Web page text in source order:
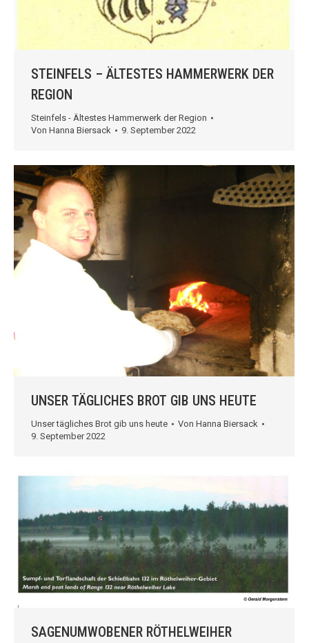
STEINFELS – ÄLTESTES HAMMERWERK DER
REGION
Steinfels - Ältestes Hammerwerk der Region
Von Hanna Biersack 9. September 2022
UNSER TÄGLICHES BROT GIB UNS HEUTE
Unser tägliches Brot gib uns heute Von Hanna Biersack
9. September 2022
SAGENUMWOBENER RÖTHELWEIHER